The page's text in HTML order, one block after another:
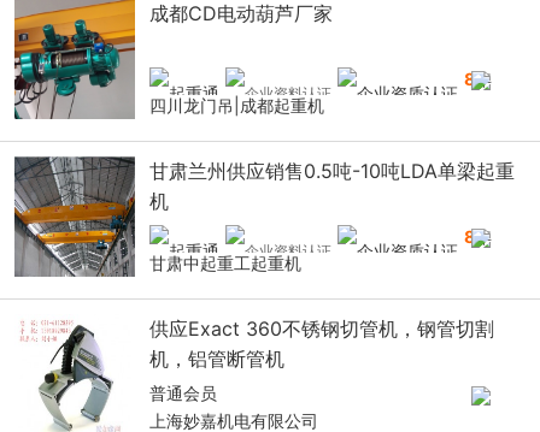
成都CD电动葫芦厂家
8年
四川龙门吊|成都起重机
甘肃兰州供应销售0.5吨-10吨LDA单梁起重
机
8年
甘肃中起重工起重机
供应Exact 360不锈钢切管机，钢管切割
机，铝管断管机
普通会员
上海妙嘉机电有限公司